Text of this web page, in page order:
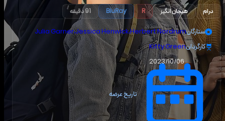
درام هیجان انگیز R
BluRay 91 دقیقه
ستارگان Julia Garner،Jessica Henwick،Herbert Nordrum
کارگردانKitty Green
تاریخ عرضه
2023/10/06